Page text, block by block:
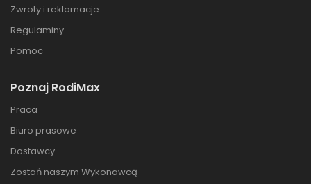
Zwroty i reklamacje
Regulaminy
Pomoc
Poznaj RodiMax
Praca
Biuro prasowe
Dostawcy
Zostań naszym Wykonawcą